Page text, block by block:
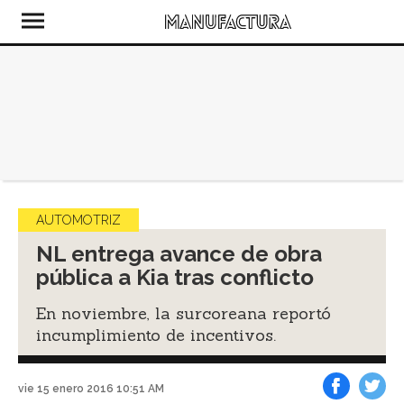
AUTOMOTRIZ
NL entrega avance de obra
pública a Kia tras conflicto
En noviembre, la surcoreana reportó
incumplimiento de incentivos.
vie 15 enero 2016 10:51 AM